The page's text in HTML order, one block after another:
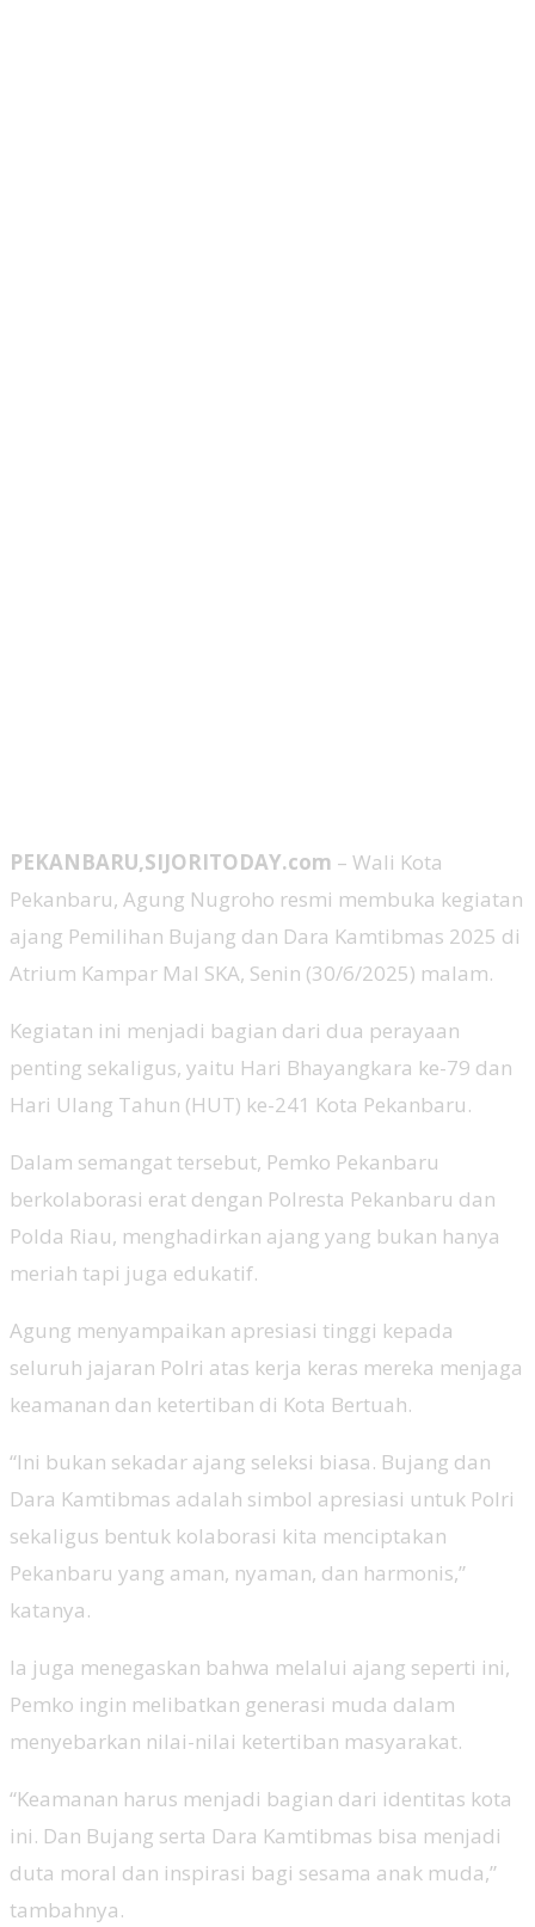
PEKANBARU,SIJORITODAY.com – Wali Kota
Pekanbaru, Agung Nugroho resmi membuka kegiatan
ajang Pemilihan Bujang dan Dara Kamtibmas 2025 di
Atrium Kampar Mal SKA, Senin (30/6/2025) malam.
Kegiatan ini menjadi bagian dari dua perayaan
penting sekaligus, yaitu Hari Bhayangkara ke-79 dan
Hari Ulang Tahun (HUT) ke-241 Kota Pekanbaru.
Dalam semangat tersebut, Pemko Pekanbaru
berkolaborasi erat dengan Polresta Pekanbaru dan
Polda Riau, menghadirkan ajang yang bukan hanya
meriah tapi juga edukatif.
Agung menyampaikan apresiasi tinggi kepada
seluruh jajaran Polri atas kerja keras mereka menjaga
keamanan dan ketertiban di Kota Bertuah.
“Ini bukan sekadar ajang seleksi biasa. Bujang dan
Dara Kamtibmas adalah simbol apresiasi untuk Polri
sekaligus bentuk kolaborasi kita menciptakan
Pekanbaru yang aman, nyaman, dan harmonis,”
katanya.
Ia juga menegaskan bahwa melalui ajang seperti ini,
Pemko ingin melibatkan generasi muda dalam
menyebarkan nilai-nilai ketertiban masyarakat.
“Keamanan harus menjadi bagian dari identitas kota
ini. Dan Bujang serta Dara Kamtibmas bisa menjadi
duta moral dan inspirasi bagi sesama anak muda,”
tambahnya.